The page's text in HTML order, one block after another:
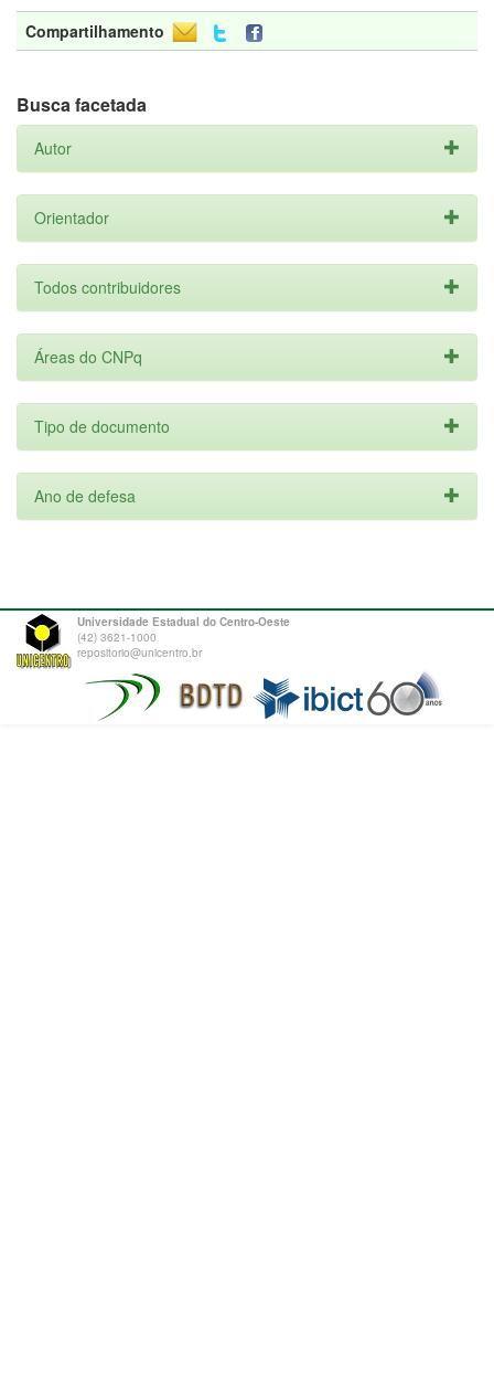
Compartilhamento
Busca facetada
Autor
Orientador
Todos contribuidores
Áreas do CNPq
Tipo de documento
Ano de defesa
Universidade Estadual do Centro-Oeste
(42) 3621-1000
repositorio@unicentro.br